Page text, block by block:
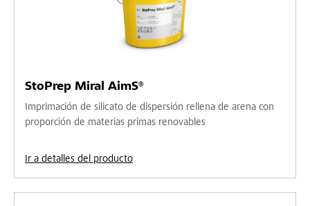
StoPrep Miral AimS®
Imprimación de silicato de dispersión rellena de arena con
proporción de materias primas renovables
Ir a detalles del producto